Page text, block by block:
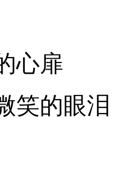
心扉
笑的眼泪